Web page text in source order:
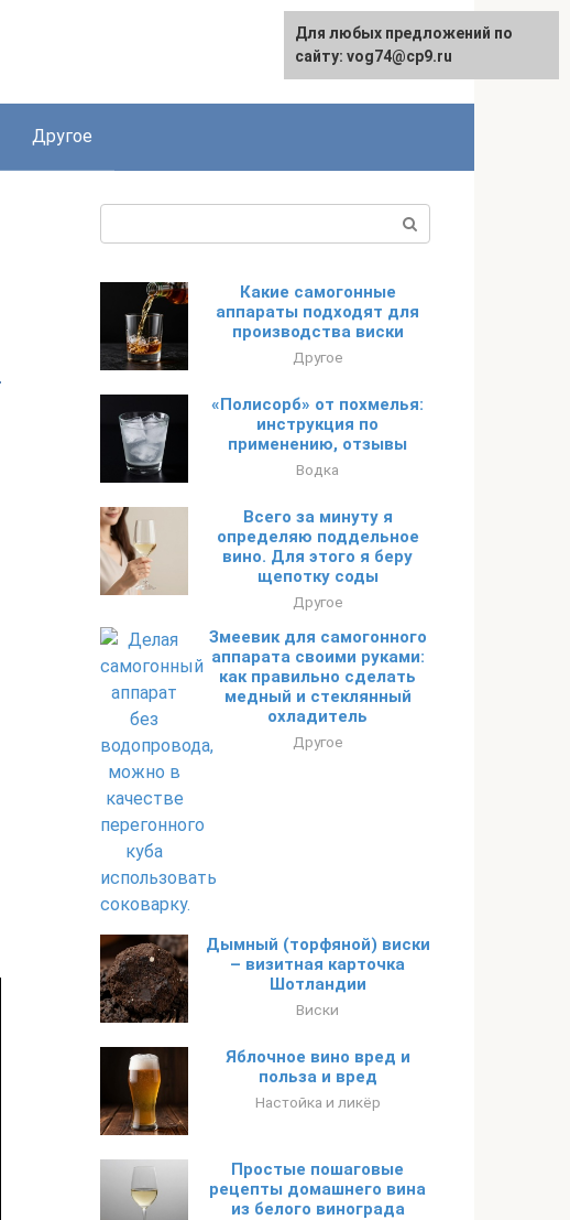
Другое
Какие самогонные
аппараты подходят для
производства виски
Другое
«Полисорб» от похмелья:
инструкция по
применению, отзывы
Водка
Всего за минуту я
определяю поддельное
вино. Для этого я беру
щепотку соды
Другое
Змеевик для самогонного
аппарата своими руками:
как правильно сделать
медный и стеклянный
охладитель
Другое
Дымный (торфяной) виски
– визитная карточка
Шотландии
Виски
Яблочное вино вред и
польза и вред
Настойка и ликёр
Простые пошаговые
рецепты домашнего вина
из белого винограда
Для любых предложений по
сайту: vog74@cp9.ru